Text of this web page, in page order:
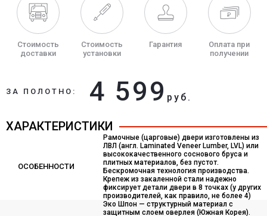
Стоимость
доставки
Стоимость
установки
Гарантия
Оплата при
получении
ЗА ПОЛОТНО: 4 599 руб.
ХАРАКТЕРИСТИКИ
ОСОБЕННОСТИ
Рамочные (царговые) двери изготовлены из
ЛВЛ (англ. Laminated Veneer Lumber, LVL) или
высококачественного соснового бруса и
плитных материалов, без пустот.
Бескромочная технология производства.
Крепеж из закаленной стали надежно
фиксирует детали двери в 8 точках (у других
производителей, как правило, не более 4)
Эко Шпон — структурный материал с
защитным слоем оверлея (Южная Корея).